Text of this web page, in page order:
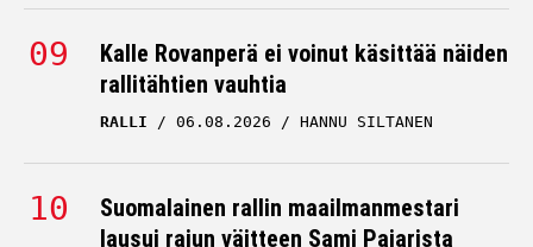
Kalle Rovanperä ei voinut käsittää näiden
rallitähtien vauhtia
RALLI 06.08.2026 HANNU SILTANEN
Suomalainen rallin maailmanmestari
lausui rajun väitteen Sami Pajarista